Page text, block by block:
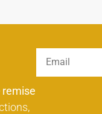
remise